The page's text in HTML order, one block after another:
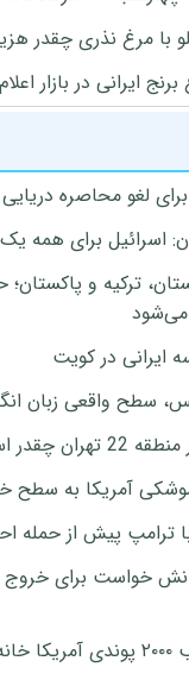
مرغ نذری چقدر
در بازار اعلام شد
لغو محاصره دریایی
اسرائیل برای همه
ترکیه و
می‌شود
ایرانی در کویت
سطح واقعی زبان
چقدر است؟
آمریکا به سطح
پیش از حمله
خواست برای خروج
نیویورک‌تایمز: بمب ۲۰۰۰